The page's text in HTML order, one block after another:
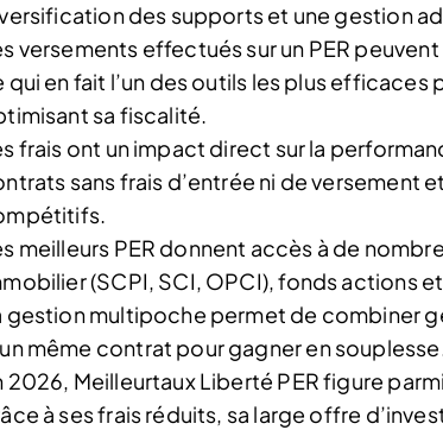
des supports et une gestion
versements effectués sur un PER
qui en fait l’un des outils les plus
sa fiscalité.
frais ont un impact direct sur la
sans frais d’entrée ni de versement
meilleurs PER donnent accès à de
(SCPI, SCI, OPCI), fonds actions
gestion multipoche permet de combiner
même contrat pour gagner en
2026, Meilleurtaux Liberté PER figure
à ses frais réduits, sa large offre